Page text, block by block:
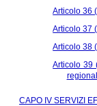
Articolo 36
Articolo 37
Articolo 38
Articolo 39
CAPO IV SERVIZI